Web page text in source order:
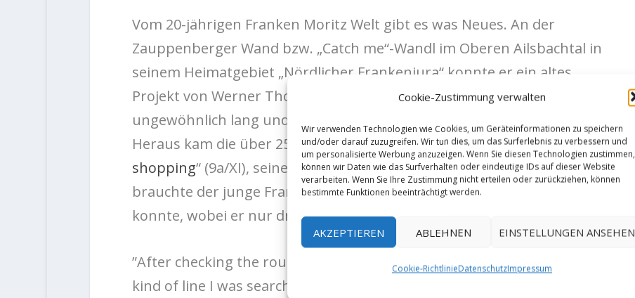
Cookie-Zustimmung verwalten
Wir verwenden Technologien wie Cookies, um Geräteinformationen zu speichern
und/oder darauf zuzugreifen. Wir tun dies, um das Surferlebnis zu verbessern und
um personalisierte Werbung anzuzeigen. Wenn Sie diesen Technologien zustimmen,
können wir Daten wie das Surfverhalten oder eindeutige IDs auf dieser Website
verarbeiten. Wenn Sie Ihre Zustimmung nicht erteilen oder zurückziehen, können
bestimmte Funktionen beeinträchtigt werden.
AKZEPTIEREN ABLEHNEN EINSTELLUNGEN ANSEHEN
Cookie-RichtlinieDatenschutzImpressum
Vom 20-jährigen Franken Moritz Welt gibt es was Neues. An der
Zauppenberger Wand bzw. „Catch me“-Wandl im Oberen Ailsbachtal in
seinem Heimatgebiet „Nördlicher Frankenjura“ konnte er ein altes
Projekt von Werner Thon jetzt klettern. Die Tour ist für Franken
ungewöhnlich lang und geht durch ein beeindruckendes 10m Dach.
Heraus kam die über 25 Meter lange stark überhängende Route „Star
shopping“ (9a/XI), seine bisher 14.Route in diesem Grad. Insgesamt
brauchte der junge Franke sechs Sessions bis er die Route punkten
konnte, wobei er nur drei Versuche von unten benötigte.
”After checking the route for the first time I instantly knew that was the
kind of line I was searching for. It’s a 25 meters high wall with a 10m